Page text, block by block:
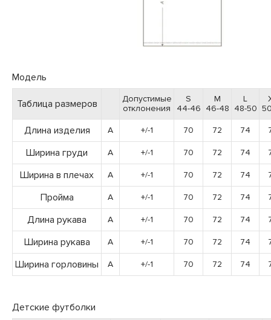
Модель
Таблица размеров
Допустимые
отклонения
S
44-46
M
46-48
L
48-50
Длина изделия A +/-1 70 72 74
Ширина груди A +/-1 70 72 74
Ширина в плечах A +/-1 70 72 74
Пройма A +/-1 70 72 74
Длина рукава A +/-1 70 72 74
Ширина рукава A +/-1 70 72 74
Ширина горловины A +/-1 70 72 74
Детские футболки